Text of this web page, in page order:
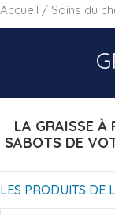
Accueil / Soins du
LA GRAISSE À
SABOTS DE
LES PRODUITS DE